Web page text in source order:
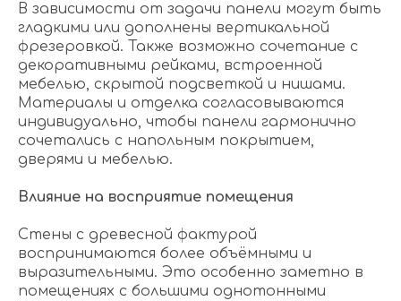
В зависимости от задачи панели могут быть
гладкими или дополнены вертикальной
фрезеровкой. Также возможно сочетание с
декоративными рейками, встроенной
мебелью, скрытой подсветкой и нишами.
Материалы и отделка согласовываются
индивидуально, чтобы панели гармонично
сочетались с напольным покрытием,
дверями и мебелью.
Влияние на восприятие помещения
Стены с древесной фактурой
воспринимаются более объёмными и
выразительными. Это особенно заметно в
помещениях с большими однотонными